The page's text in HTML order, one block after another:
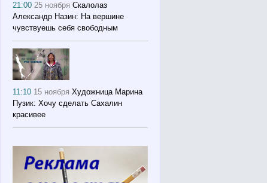
21:0025 ноября Скалолаз
Александр Назин: На вершине
чувствуешь себя свободным
11:10 15 ноября Художница Марина
Пузик: Хочу сделать Сахалин
красивее